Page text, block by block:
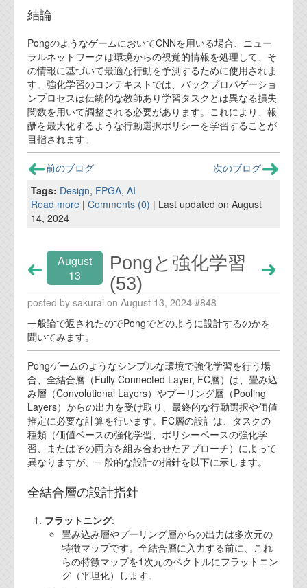
結論
PongのようなゲームにおいてCNNを用いる場合、ニュー
ラルネットワークは環境からの視覚的情報を処理して、そ
の情報に基づいて最適な行動を予測するために使用されま
す。強化学習のコンテキストでは、バックプロパゲーショ
ンプロセスは伝統的な教師あり学習タスクとは異なる損失
関数を用いて調整される必要があります。これにより、報
酬を最大化するような行動選択ポリシーを学習することが
目指されます。
前のブログ
次のブログ
Tags: Design, FPGA, AI
Read more | Comments (0) | Last updated on August
14, 2024
August
13
Pongと強化学習
(53)
posted by sakurai on August 13, 2024 #848
一般論で返されたのでPongでどのように設計するのかを
聞いてみます。
Pongゲームのようなシンプルな環境で強化学習を行う場
合、全結合層（Fully Connected Layer, FC層）は、畳み込
み層（Convolutional Layers）やプーリング層（Pooling
Layers）からの出力を受け取り、最終的な行動選択や価値
推定に必要な計算を行います。FC層の設計は、タスクの
種類（価値ベースの強化学習、ポリシーベースの強化学
習、またはその両方を組み合わせたアプローチ）によって
異なりますが、一般的な設計の指針を以下に示します。
全結合層の設計指針
フラットニング:
畳み込み層やプーリング層からの出力は多次元の
特徴マップです。全結合層に入力する前に、これ
らの特徴マップを1次元のベクトルにフラットニン
グ（平坦化）します。